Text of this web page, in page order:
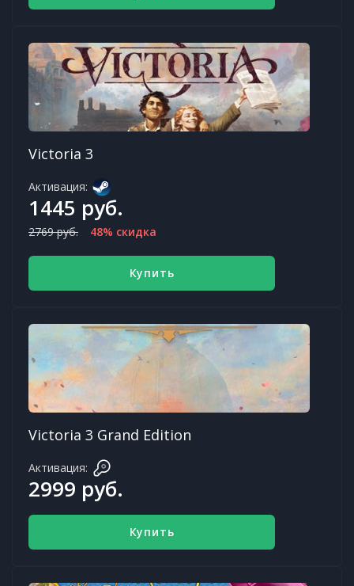
Victoria 3
Активация:
1445 руб.
2769 руб. 48% скидка
Купить
Victoria 3 Grand Edition
Активация:
2999 руб.
Купить